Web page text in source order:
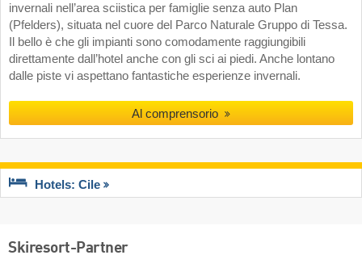
invernali nell’area sciistica per famiglie senza auto Plan
(Pfelders), situata nel cuore del Parco Naturale Gruppo di Tessa.
Il bello è che gli impianti sono comodamente raggiungibili
direttamente dall’hotel anche con gli sci ai piedi. Anche lontano
dalle piste vi aspettano fantastiche esperienze invernali.
Al comprensorio
Hotels: Cile
Skiresort-Partner